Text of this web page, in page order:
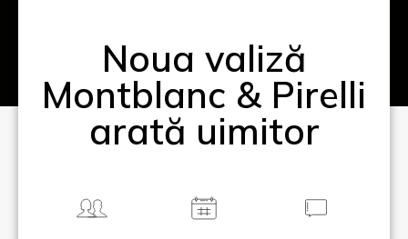
Noua valiză
Montblanc & Pirelli
arată uimitor